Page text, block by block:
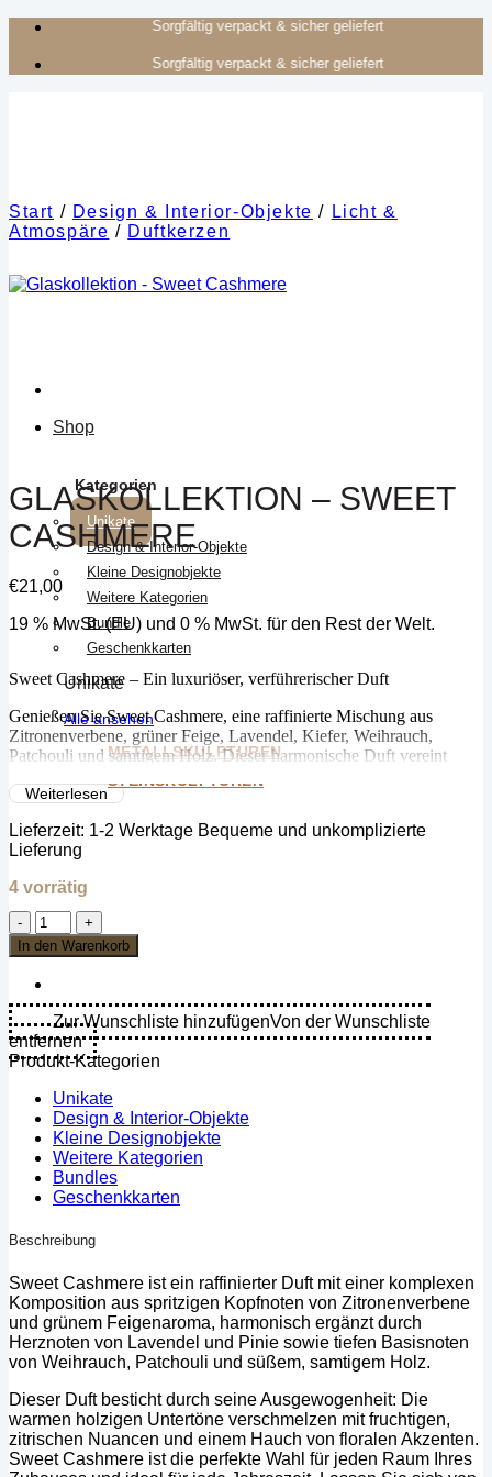
Zum
springen
Authentisches Kunsthandwerk aus Afrika
Authentisches Kunsthandwerk aus Afrika
Shop
Kategorien
Unikate
Design & Interior-Objekte
Kleine Designobjekte
Weitere Kategorien
Bundle
Geschenkkarten
Unikate
Alle ansehen
METALLSKULPTUREN
STEINSKULPTUREN
Start / Design & Interior-Objekte / Licht &
Atmospäre / Duftkerzen
GLASKOLLEKTION – SWEET
CASHMERE
€21,00
19 % MwSt. (EU) und 0 % MwSt. für den Rest der Welt.
Sweet Cashmere – Ein luxuriöser, verführerischer Duft
Genießen Sie Sweet Cashmere, eine raffinierte Mischung aus
Zitronenverbene, grüner Feige, Lavendel, Kiefer, Weihrauch,
Patchouli und samtigem Holz. Dieser harmonische Duft vereint
für jeden Raum und jede Jahreszeit.
🌿 100 % natürliches Sojawachs mit reinen ätherischen Ölen
🕯 45 Stunden Brenndauer im 310 ml Glas
🇿🇦 Handgefertigt in Kapstadt, Südafrika
Ein reicher, eleganter Duft, der Ihr Zuhause in eine Oase von
Wärme und Luxus verwandelt.
Weiterlesen
Lieferzeit: 1-2 Werktage Bequeme und unkomplizierte
Lieferung
4 vorrätig
Glaskollektion
-
Sweet
Cashmere
In den Warenkorb
Zur Wunschliste hinzufügenVon der Wunschliste
entfernen
Produkt-Kategorien
Unikate
Design & Interior-Objekte
Kleine Designobjekte
Weitere Kategorien
Bundles
Geschenkkarten
Beschreibung
Sweet Cashmere ist ein raffinierter Duft mit einer komplexen
Komposition aus spritzigen Kopfnoten von Zitronenverbene
und grünem Feigenaroma, harmonisch ergänzt durch
Herznoten von Lavendel und Pinie sowie tiefen Basisnoten
von Weihrauch, Patchouli und süßem, samtigem Holz.
Dieser Duft besticht durch seine Ausgewogenheit: Die
warmen holzigen Untertöne verschmelzen mit fruchtigen,
zitrischen Nuancen und einem Hauch von floralen Akzenten.
Sweet Cashmere ist die perfekte Wahl für jeden Raum Ihres